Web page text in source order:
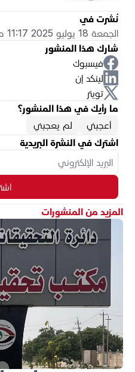
نُشرت في
الجمعة 18 يوليو 2025 11:17 م
شارك هذا المنشور
فيسبوك
لينكد إن
تويتر
ما رأيك في هذا المنشور؟
أعجبني
لم يعجبني
اشترك في النشرة البريدية
المزيد من المنشورات